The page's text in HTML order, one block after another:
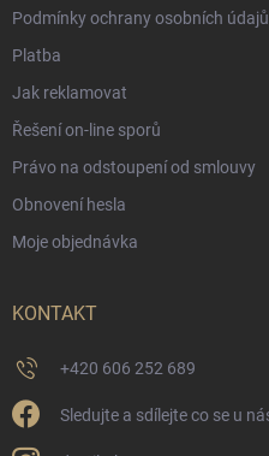
Podmínky ochrany osobních údajů
Platba
Jak reklamovat
Řešení on-line sporů
Právo na odstoupení od smlouvy
Obnovení hesla
Moje objednávka
KONTAKT
+420 606 252 689
Sledujte a sdílejte co se u